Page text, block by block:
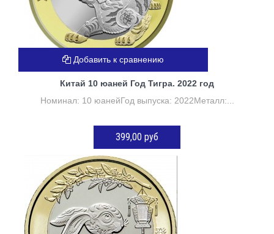
Китай 10 юаней Год Тигра. 2022 год
Номинал: 10 юанейГод выпуска: 2022Металл:...
399,00 руб
ДОБАВИТЬ В КОРЗИНУ
Добавить к сравнению